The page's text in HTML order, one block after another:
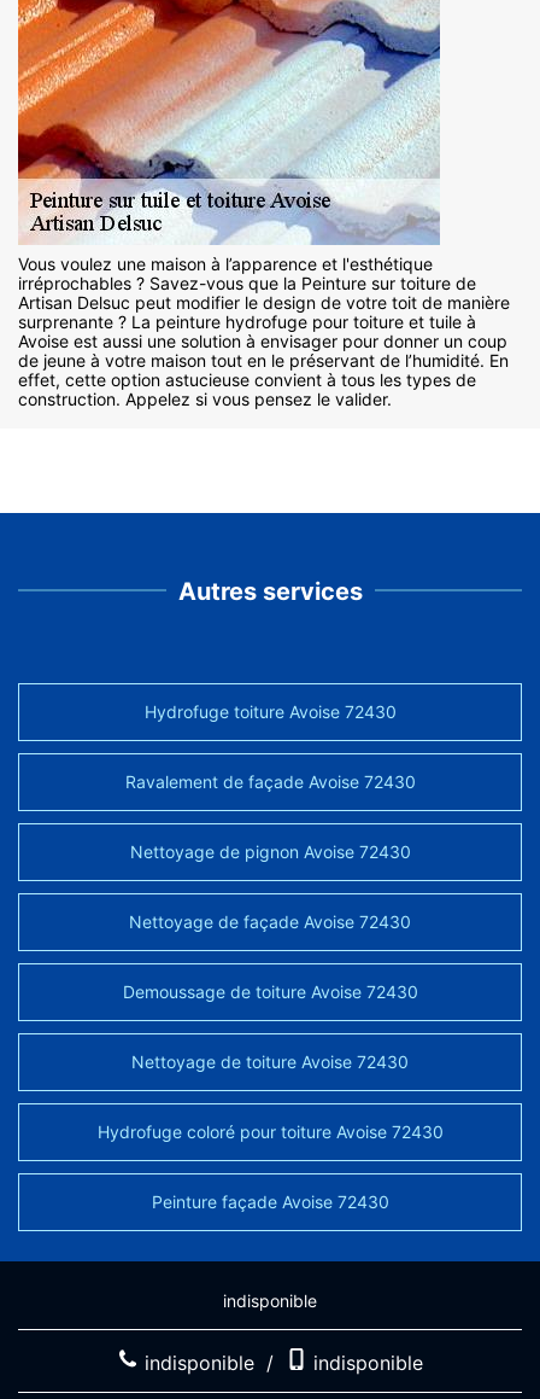
Vous voulez une maison à l’apparence et l'esthétique
irréprochables ? Savez-vous que la Peinture sur toiture de
Artisan Delsuc peut modifier le design de votre toit de manière
surprenante ? La peinture hydrofuge pour toiture et tuile à
Avoise est aussi une solution à envisager pour donner un coup
de jeune à votre maison tout en le préservant de l’humidité. En
effet, cette option astucieuse convient à tous les types de
construction. Appelez si vous pensez le valider.
Autres services
Hydrofuge toiture Avoise 72430
Ravalement de façade Avoise 72430
Nettoyage de pignon Avoise 72430
Nettoyage de façade Avoise 72430
Demoussage de toiture Avoise 72430
Nettoyage de toiture Avoise 72430
Hydrofuge coloré pour toiture Avoise 72430
Peinture façade Avoise 72430
indisponible
indisponible / indisponible